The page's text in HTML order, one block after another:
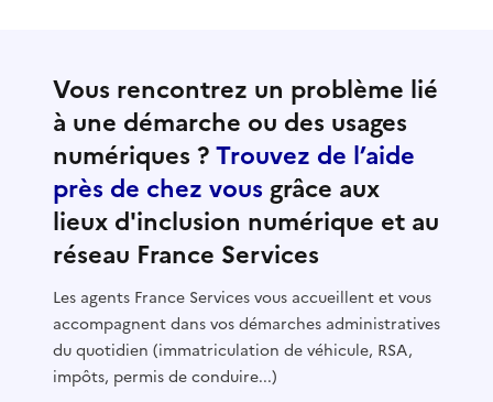
Vous rencontrez un problème lié
à une démarche ou des usages
numériques ?Trouvez de l’aide
près de chez vous grâce aux
lieux d'inclusion numérique et au
réseau France Services
Les agents France Services vous accueillent et vous
accompagnent dans vos démarches administratives
du quotidien (immatriculation de véhicule, RSA,
impôts, permis de conduire...)